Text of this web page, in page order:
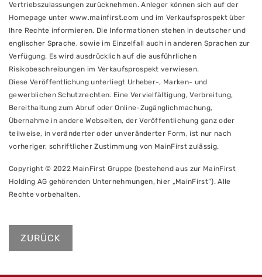
Vertriebszulassungen zurücknehmen. Anleger können sich auf der
Homepage unter www.mainfirst.com und im Verkaufsprospekt über
Ihre Rechte informieren. Die Informationen stehen in deutscher und
englischer Sprache, sowie im Einzelfall auch in anderen Sprachen zur
Verfügung. Es wird ausdrücklich auf die ausführlichen
Risikobeschreibungen im Verkaufsprospekt verwiesen.
Diese Veröffentlichung unterliegt Urheber-, Marken- und
gewerblichen Schutzrechten. Eine Vervielfältigung, Verbreitung,
Bereithaltung zum Abruf oder Online-Zugänglichmachung,
Übernahme in andere Webseiten, der Veröffentlichung ganz oder
teilweise, in veränderter oder unveränderter Form, ist nur nach
vorheriger, schriftlicher Zustimmung von MainFirst zulässig.
Copyright © 2022 MainFirst Gruppe (bestehend aus zur MainFirst
Holding AG gehörenden Unternehmungen, hier „MainFirst“). Alle
Rechte vorbehalten.
ZURÜCK